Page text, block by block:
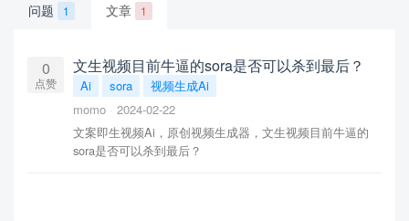
问题 1 文章 1
0
点赞
文生视频目前牛逼的sora是否可以杀到最后？
Ai sora
视频生成Ai
momo
2024-02-22
文案即生视频Ai，原创视频生成器，文生视频目前牛逼的
sora是否可以杀到最后？